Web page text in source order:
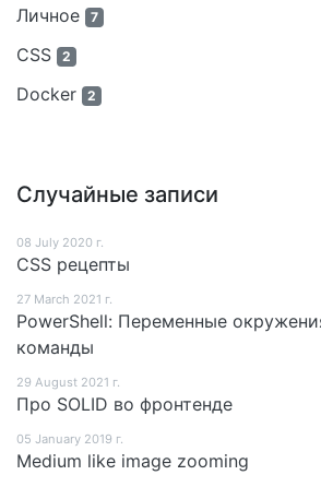
Личное 7
CSS 2
Docker 2
Случайные записи
08 July 2020 г.
CSS рецепты
27 March 2021 г.
PowerShell: Переменные
команды
29 August 2021 г.
Про SOLID во фронтенде
05 January 2019 г.
Medium like image zooming